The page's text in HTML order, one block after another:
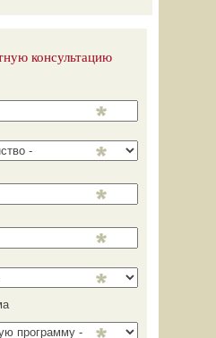
консультацию